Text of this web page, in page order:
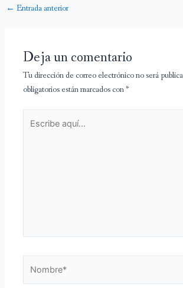
← Entrada anterior
Deja un comentario
Tu dirección de correo electrónico no será
obligatorios están marcados con*
aquí...